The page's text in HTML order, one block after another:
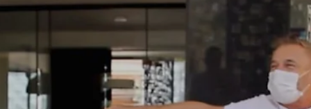
Diferença entre painéis inteiriços e
fracionados
Nossos painéis possuem diversas vantagens e características
diferentes, sempre buscando satisfazer o nosso cliente seja em
casa,...